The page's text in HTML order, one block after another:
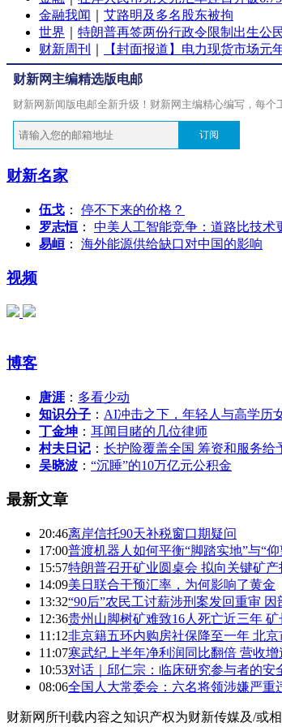
金融我闻
艾路明及多名股东被拘
世界
特朗普再签两份行政令限制出生公
财新周刊
【封面报道】电力现货市场元
财新网主编精选版电邮
财新网新闻版电邮全新升级！财新网主编精心编写，每个
订阅
财新名家
伍戈 ： 停不下来的价格？
罗志恒 ： 中美人工智能竞争：道路比技术
易峘 ： 海外能源供给缺口对中国的影响
视频
博客
唐涯 ： 多看少动
知识分子 ： AI冲击之下，年轻人与高学历
丁金坤 ： 耳闻目睹的几位律师
村夫日记 ： 长护险覆盖全国 筹资和服务给
吴晓波 ： “沉睡”的10万亿元公积金
最新文章
20:46离岸信托90天补税窗口期疑问
17:00普渡机器人如何平衡“脚踏实地”与“仰
15:57特朗普召开矿业圆桌会 拟向关键矿产
14:09美日联合干预汇率，为何影响了黄金
13:32“90后”农民工讨薪涉刑案发回重审
12:36贵州山脚树矿难致16人死亡近三年
11:12非京籍五环内购房社保降至一年 北
11:07寒武纪上半年净利润同比翻倍 营收
10:53对话｜邱仁宗：临床研究参与者的安
08:06全国人大常委会：六名将领涉嫌严重
财新网所刊载内容之知识产权为财新传媒及/或